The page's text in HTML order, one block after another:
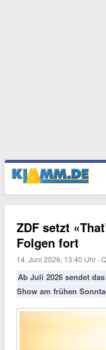
ZDF setzt
Folgen fort
14. Juni 2026, 13:40 Uhr ·
Ab Juli 2026 sendet
Show am frühen